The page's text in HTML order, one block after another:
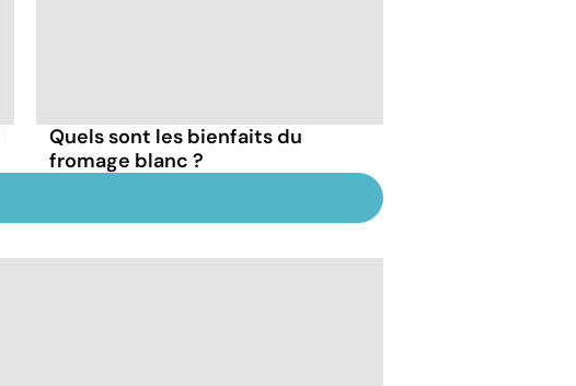
Quels sont les bienfaits du
fromage blanc ?